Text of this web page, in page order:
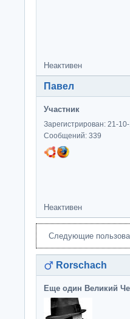
Неактивен
Павел
Участник
Зарегистрирован: 21-10-
Сообщений: 339
Неактивен
Следующие
Rorschach
Еще один Великий